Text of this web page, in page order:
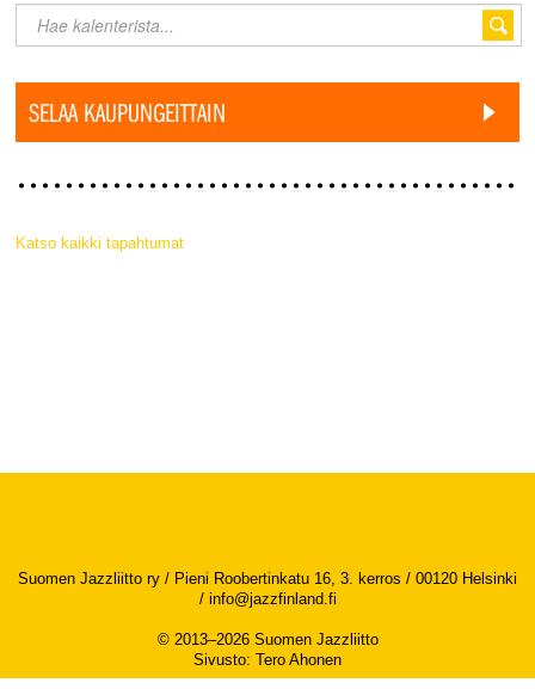
SELAA KAUPUNGEITTAIN
Katso kaikki tapahtumat
Suomen Jazzliitto ry / Pieni Roobertinkatu 16, 3. kerros / 00120 Helsinki
/ info@jazzfinland.fi
© 2013–2026 Suomen Jazzliitto
Sivusto: Tero Ahonen